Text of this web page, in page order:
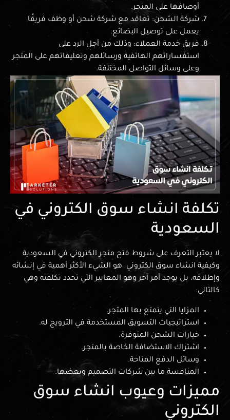
أوصافها على المتجر.
شركة الشحن: تعاقد مع شركة شحن أو وظف فريقًا
يعمل على توصيل البضائع.
فريق خدمة العملاء: وذلك من أجل الرد على
استفساراتهم الهاتفية ورسائلهم وتعليقاتهم على المتجر
وعلى وسائل التواصل المختلفة.
تكلفة انشاء سوق الكتروني في
السعودية
لا يعتبر التعرف على شروط فتح متجر الكتروني في السعودية
وكيفية انشاء سوق الكتروني هو الشيء الأكثر أهمية في إنشائه
وإطلاقه، بل يوجد أمر آخر وهو المعايير التي تحدد تكلفته وهي
كالتالي:
المزايا التي يتمتع بها المتجر.
استراتيجيات التسويق المستخدمة في الترويج له.
خيارات الشحن المتوفرة.
اشتراك الاستضافة الخاصة بالمتجر.
وسائل الدفع المتاحة.
المنافسة ما بين شركات التصميم وبعضها.
مميزات وعيوب انشاء سوق
الكتروني